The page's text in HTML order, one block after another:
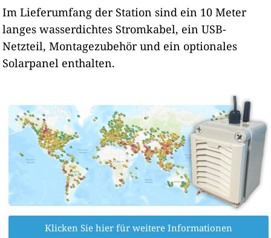
Im Lieferumfang der Station sind ein 10 Meter
langes wasserdichtes Stromkabel, ein USB-
Netzteil, Montagezubehör und ein optionales
Solarpanel enthalten.
Klicken Sie hier für weitere Informationen